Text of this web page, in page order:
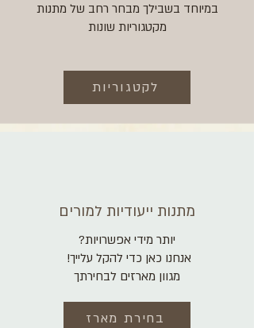
במיוחד בשבילך מבחר רחב של מתנות
מקטגוריות שונות
לקטגוריות
מתנות ייעודיות למורים
יותר מידי אפשרויות?
אנחנו כאן כדי להקל עלייך!
מגוון מארזים לבחירתך
בחירת מארז